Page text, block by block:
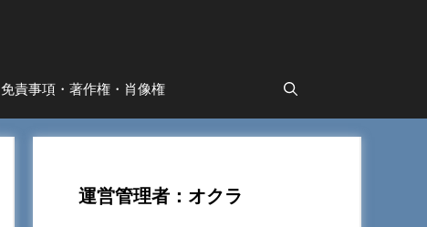
免責事項・著作権・肖像権
運営管理者：オクラ